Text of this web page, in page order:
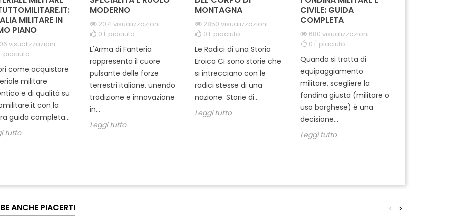
MILITARE IN
PIANO
visualizzazioni
piaciuto
come acquistare
militare
e di qualità su
con la
guida completa...
tutto
MODERNO
2071 visualizzazioni
0 È piaciuto
L'Arma di Fanteria
rappresenta il cuore
pulsante delle forze
terrestri italiane, unendo
tradizione e innovazione
in...
Leggi tutto
MONTAGNA
2850 visualizzazioni
0 È piaciuto
Le Radici di una Storia
Eroica Ci sono storie che
si intrecciano con le
radici stesse di una
nazione. Storie di...
Leggi tutto
CIVILE: GUIDA
COMPLETA
680 visualizzazioni
0 È piaciuto
Quando si tratta di
equipaggiamento
militare, scegliere la
fondina giusta (militare o
uso borghese) è una
decisione...
Leggi tutto
ANCHE PIACERTI >
<